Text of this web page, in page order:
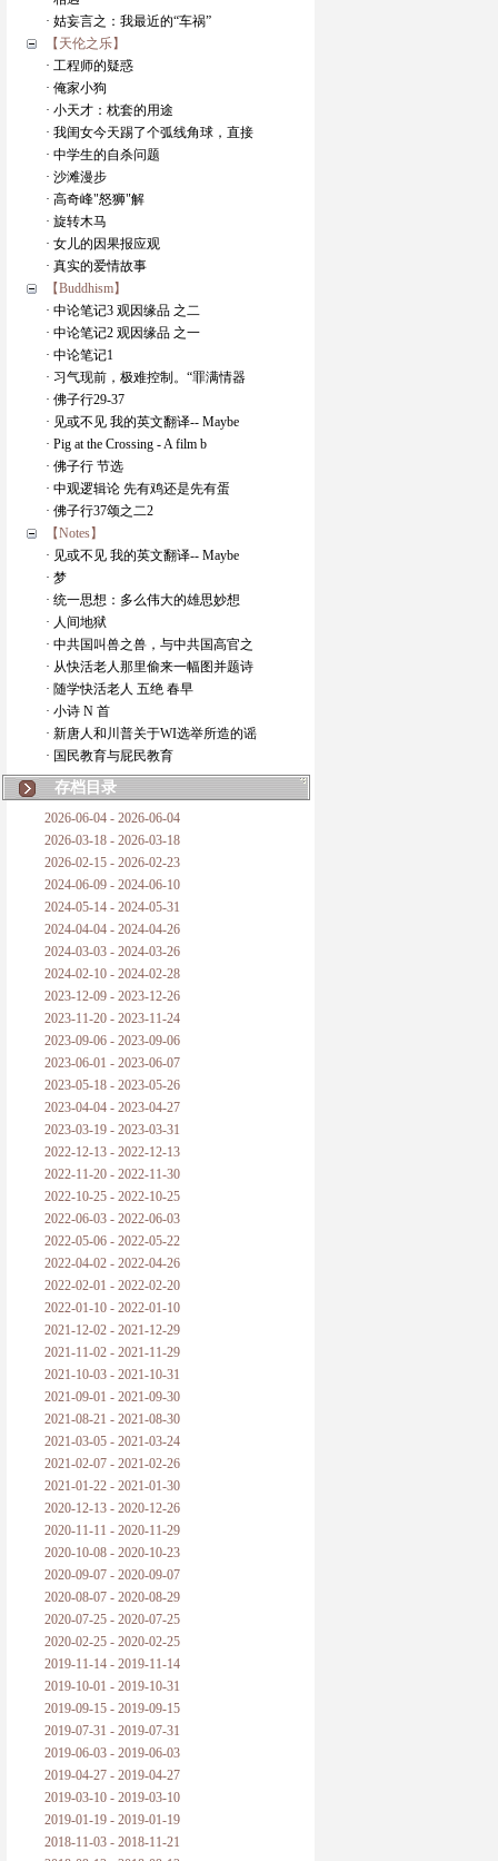
· 姑妄言之：我最近的“车祸”
【天伦之乐】
· 工程师的疑惑
· 俺家小狗
· 小天才：枕套的用途
· 我闺女今天踢了个弧线角球，直接
· 中学生的自杀问题
· 沙滩漫步
· 高奇峰"怒狮"解
· 旋转木马
· 女儿的因果报应观
· 真实的爱情故事
【Buddhism】
· 中论笔记3 观因缘品 之二
· 中论笔记2 观因缘品 之一
· 中论笔记1
· 习气现前，极难控制。“罪满情器
· 佛子行29-37
· 见或不见 我的英文翻译-- Maybe
· Pig at the Crossing - A film b
· 佛子行 节选
· 中观逻辑论 先有鸡还是先有蛋
· 佛子行37颂之二2
【Notes】
· 见或不见 我的英文翻译-- Maybe
· 梦
· 统一思想：多么伟大的雄思妙想
· 人间地狱
· 中共国叫兽之兽，与中共国高官之
· 从快活老人那里偷来一幅图并题诗
· 随学快活老人 五绝 春早
· 小诗 N 首
· 新唐人和川普关于WI选举所造的谣
· 国民教育与屁民教育
存档目录
2026-06-04 - 2026-06-04
2026-03-18 - 2026-03-18
2026-02-15 - 2026-02-23
2024-06-09 - 2024-06-10
2024-05-14 - 2024-05-31
2024-04-04 - 2024-04-26
2024-03-03 - 2024-03-26
2024-02-10 - 2024-02-28
2023-12-09 - 2023-12-26
2023-11-20 - 2023-11-24
2023-09-06 - 2023-09-06
2023-06-01 - 2023-06-07
2023-05-18 - 2023-05-26
2023-04-04 - 2023-04-27
2023-03-19 - 2023-03-31
2022-12-13 - 2022-12-13
2022-11-20 - 2022-11-30
2022-10-25 - 2022-10-25
2022-06-03 - 2022-06-03
2022-05-06 - 2022-05-22
2022-04-02 - 2022-04-26
2022-02-01 - 2022-02-20
2022-01-10 - 2022-01-10
2021-12-02 - 2021-12-29
2021-11-02 - 2021-11-29
2021-10-03 - 2021-10-31
2021-09-01 - 2021-09-30
2021-08-21 - 2021-08-30
2021-03-05 - 2021-03-24
2021-02-07 - 2021-02-26
2021-01-22 - 2021-01-30
2020-12-13 - 2020-12-26
2020-11-11 - 2020-11-29
2020-10-08 - 2020-10-23
2020-09-07 - 2020-09-07
2020-08-07 - 2020-08-29
2020-07-25 - 2020-07-25
2020-02-25 - 2020-02-25
2019-11-14 - 2019-11-14
2019-10-01 - 2019-10-31
2019-09-15 - 2019-09-15
2019-07-31 - 2019-07-31
2019-06-03 - 2019-06-03
2019-04-27 - 2019-04-27
2019-03-10 - 2019-03-10
2019-01-19 - 2019-01-19
2018-11-03 - 2018-11-21